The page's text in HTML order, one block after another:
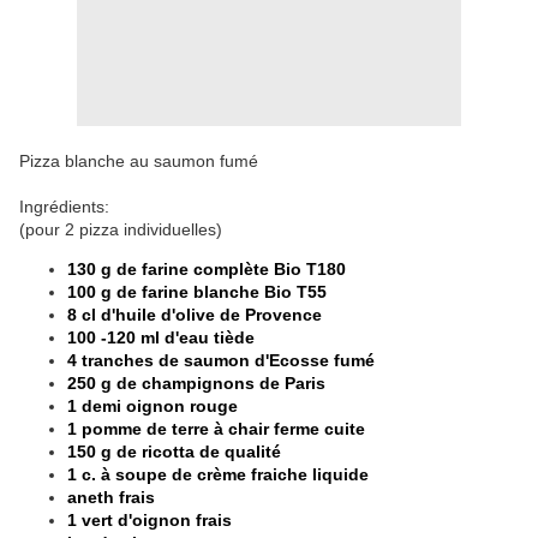
Pizza blanche au saumon fumé
Ingrédients:
(pour 2 pizza individuelles)
130 g de farine complète Bio T180
100 g de farine blanche Bio T55
8 cl d'huile d'olive de Provence
100 -120 ml d'eau tiède
4 tranches de saumon d'Ecosse fumé
250 g de champignons de Paris
1 demi oignon rouge
1 pomme de terre à chair ferme cuite
150 g de ricotta de qualité
1 c. à soupe de crème fraiche liquide
aneth frais
1 vert d'oignon frais